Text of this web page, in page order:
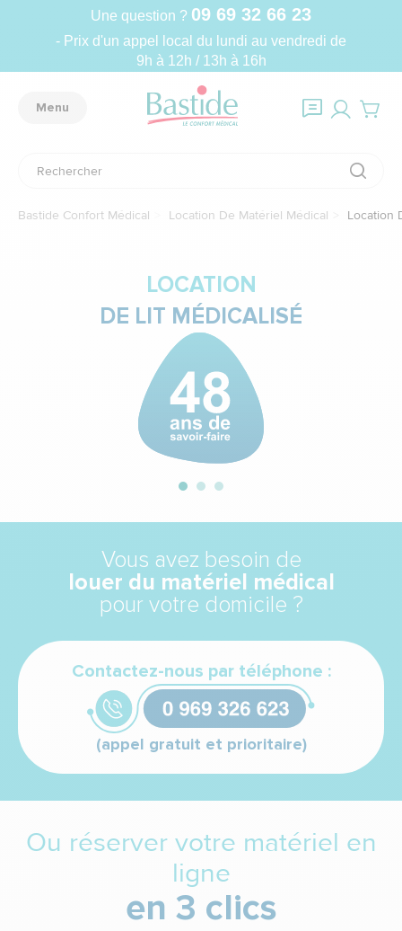
Une question ? 09 69 32 66 23
- Prix d'un appel local du lundi au vendredi de
9h à 12h / 13h à 16h
Menu
Bastide Confort Médical Location De Matériel Médical Location
LOCATION
DE LIT MÉDICALISÉ
Vous avez besoin de
louer du matériel médical
pour votre domicile ?
Contactez-nous par téléphone :
(appel gratuit et prioritaire)
Ou réserver votre matériel en
ligne
en 3 clics